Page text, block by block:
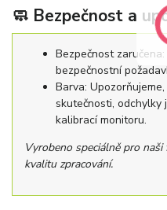
🧼 Bezpečnost a
Bezpečnost
bezpečnostní
Barva:
skutečnosti, odchylky
kalibrací monitoru.
Vyrobeno speciálně pro
kvalitu zpracování.